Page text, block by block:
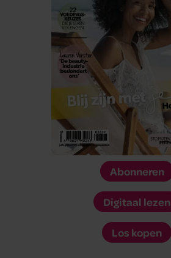
Abonneren
Digitaal lezen
Los kopen